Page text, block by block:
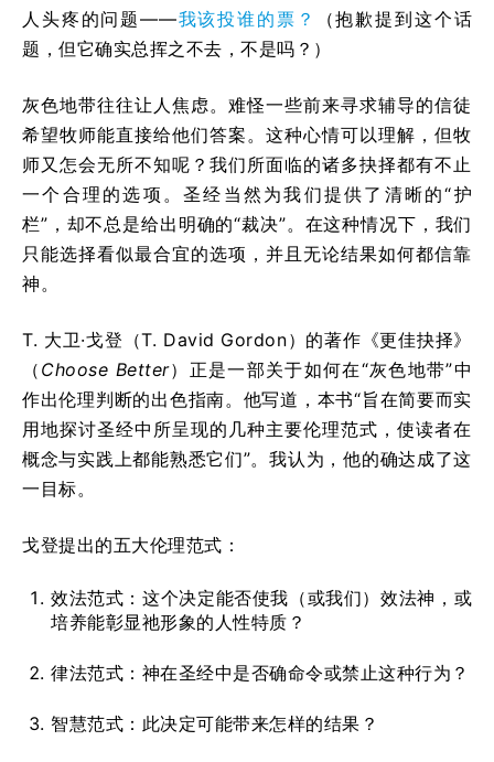
人头疼的问题——我该投谁的票？
（抱歉提到这个话
题，但它确实总挥之不去，不是吗？）
灰色地带往往让人焦虑。难怪一些前来寻求辅导的信徒
希望牧师能直接给他们答案。这种心情可以理解，但牧
师又怎会无所不知呢？我们所面临的诸多抉择都有不止
一个合理的选项。圣经当然为我们提供了清晰的“护
栏”，却不总是给出明确的“裁决”。在这种情况下，我们
只能选择看似最合宜的选项，并且无论结果如何都信靠
神。
T. 大卫·戈登（T. David Gordon）的著作《更佳抉择》
（ Choose Better）正是一部关于如何在“灰色地带”中
作出伦理判断的出色指南。他写道，本书“旨在简要而实
用地探讨圣经中所呈现的几种主要伦理范式，使读者在
概念与实践上都能熟悉它们”。我认为，他的确达成了这
一目标。
戈登提出的五大伦理范式：
效法范式：这个决定能否使我（或我们）效法神，或
培养能彰显祂形象的人性特质？
律法范式：神在圣经中是否确命令或禁止这种行为？
智慧范式：此决定可能带来怎样的结果？